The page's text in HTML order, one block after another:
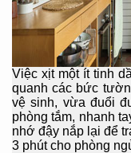
Việc xịt một ít tinh
quanh các bức
vệ sinh, vừa đuổi
phòng tắm, nhanh
nhớ đậy nắp lại để
3 phút cho phòng